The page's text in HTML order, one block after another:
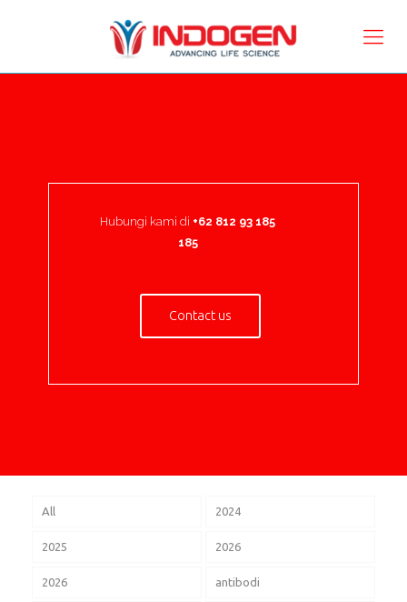
Hubungi kami di +62 812 93 185
185
Contact us
All 2024
2025 2026
2026 antibodi